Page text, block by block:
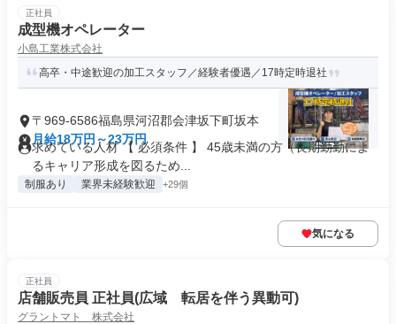
正社員
成型機オペレーター
小島工業株式会社
高卒・中途歓迎の加工スタッフ／経験者優遇／17時定時退社
〒969-6586福島県河沼郡会津坂下町坂本
月給18万円～23万円
求めている人材 【 必須条件 】 45歳未満の方（長期勤勤によ
るキャリア形成を図るため...
制服あり 業界未経験歓迎 +29個
気になる
正社員
店舗販売員 正社員(広域 転居を伴う異動可)
グラントマト 株式会社